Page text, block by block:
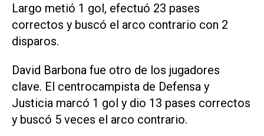
Largo metió 1 gol, efectuó 23 pases
correctos y buscó el arco contrario con 2
disparos.
David Barbona fue otro de los jugadores
clave. El centrocampista de Defensa y
Justicia marcó 1 gol y dio 13 pases correctos
y buscó 5 veces el arco contrario.